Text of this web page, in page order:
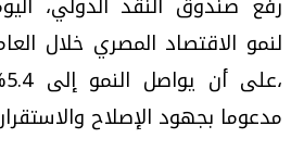
مدعوما بجهود الإصلاح